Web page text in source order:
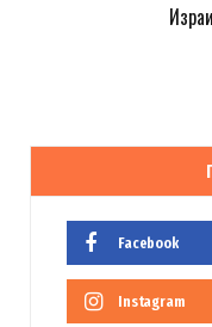
Facebook
Instagram